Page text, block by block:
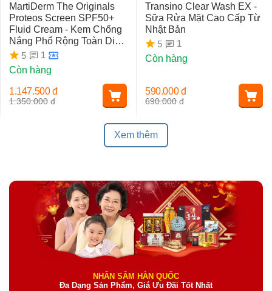
MartiDerm The Originals
Proteos Screen SPF50+
Fluid Cream - Kem Chống
Nắng Phổ Rộng Toàn Diện
Ngừa Lão Hóa, Nám Da
5
1
Còn hàng
1.350.000 đ
1.147.500 đ
Transino Clear Wash EX -
Sữa Rửa Mặt Cao Cấp Từ
Nhật Bản
5
1
Còn hàng
690.000 đ
590.000 đ
Xem thêm
NHÂN SÂM HÀN QUỐC
Đa Dạng Sản Phẩm, Giá Ưu Đãi Tốt Nhất